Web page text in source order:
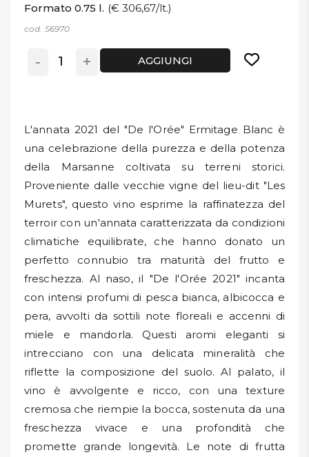
Formato 0.75 l. (€ 306,67/lt.)
cod. S6970
- + AGGIUNGI
L'annata 2021 del "De l'Orée" Ermitage Blanc è
una celebrazione della purezza e della potenza
della Marsanne coltivata su terreni storici.
Proveniente dalle vecchie vigne del lieu-dit "Les
Murets", questo vino esprime la raffinatezza del
terroir con un'annata caratterizzata da condizioni
climatiche equilibrate, che hanno donato un
perfetto connubio tra maturità del frutto e
freschezza. Al naso, il "De l'Orée 2021" incanta
con intensi profumi di pesca bianca, albicocca e
pera, avvolti da sottili note floreali e accenni di
miele e mandorla. Questi aromi eleganti si
intrecciano con una delicata mineralità che
riflette la composizione del suolo. Al palato, il
vino è avvolgente e ricco, con una texture
cremosa che riempie la bocca, sostenuta da una
freschezza vivace e una profondità che
promette grande longevità. Le note di frutta